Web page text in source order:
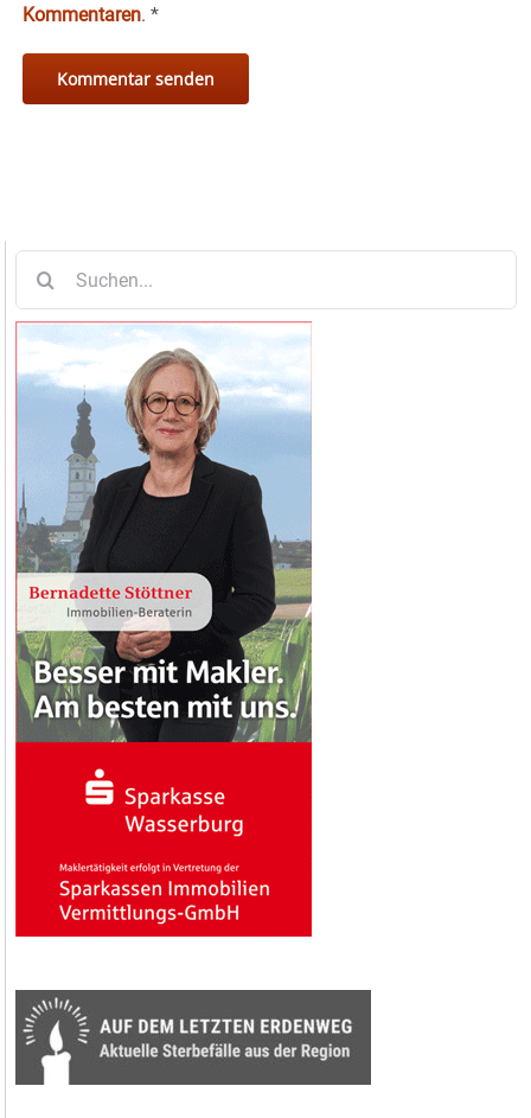
Kommentaren. *
nach: